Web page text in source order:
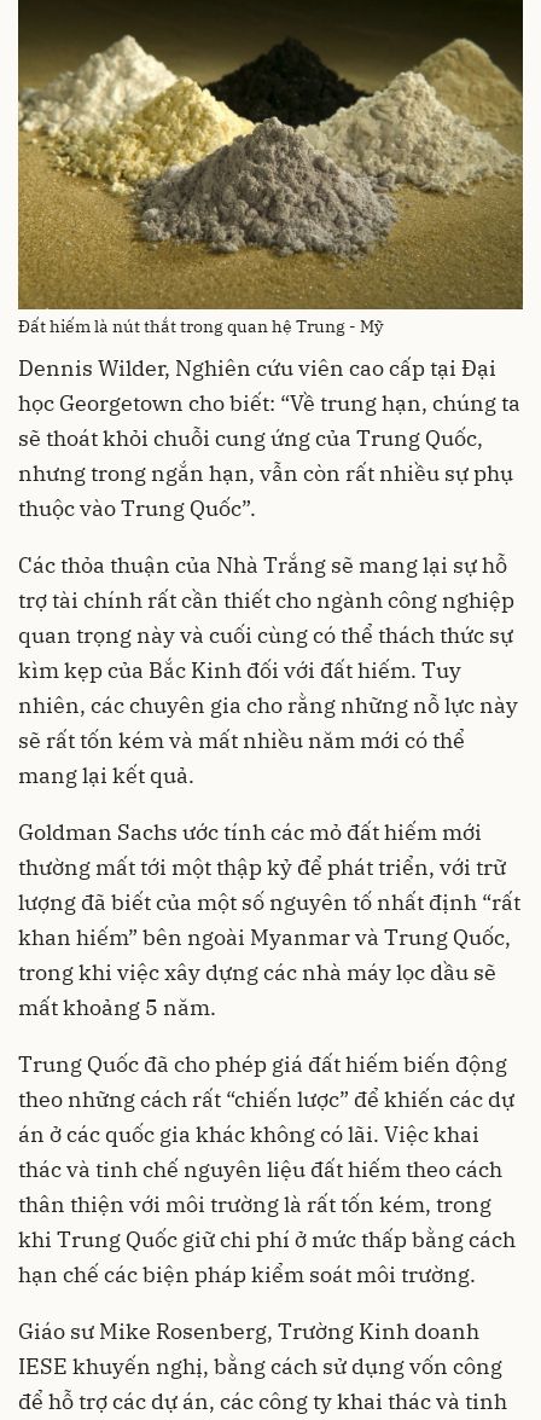
Đất hiếm là nút thắt trong quan hệ Trung - Mỹ
Dennis Wilder, Nghiên cứu viên cao cấp tại Đại
học Georgetown cho biết: “Về trung hạn, chúng ta
sẽ thoát khỏi chuỗi cung ứng của Trung Quốc,
nhưng trong ngắn hạn, vẫn còn rất nhiều sự phụ
thuộc vào Trung Quốc”.
Các thỏa thuận của Nhà Trắng sẽ mang lại sự hỗ
trợ tài chính rất cần thiết cho ngành công nghiệp
quan trọng này và cuối cùng có thể thách thức sự
kìm kẹp của Bắc Kinh đối với đất hiếm. Tuy
nhiên, các chuyên gia cho rằng những nỗ lực này
sẽ rất tốn kém và mất nhiều năm mới có thể
mang lại kết quả.
Goldman Sachs ước tính các mỏ đất hiếm mới
thường mất tới một thập kỷ để phát triển, với trữ
lượng đã biết của một số nguyên tố nhất định “rất
khan hiếm” bên ngoài Myanmar và Trung Quốc,
trong khi việc xây dựng các nhà máy lọc dầu sẽ
mất khoảng 5 năm.
Trung Quốc đã cho phép giá đất hiếm biến động
theo những cách rất “chiến lược” để khiến các dự
án ở các quốc gia khác không có lãi. Việc khai
thác và tinh chế nguyên liệu đất hiếm theo cách
thân thiện với môi trường là rất tốn kém, trong
khi Trung Quốc giữ chi phí ở mức thấp bằng cách
hạn chế các biện pháp kiểm soát môi trường.
Giáo sư Mike Rosenberg, Trường Kinh doanh
IESE khuyến nghị, bằng cách sử dụng vốn công
để hỗ trợ các dự án, các công ty khai thác và tinh